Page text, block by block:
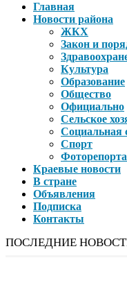
Главная
Новости района
ЖКХ
Закон и
Культура
Образование
Общество
Официально
Сельское
Социальная
Спорт
Краевые новости
В стране
Объявления
Подписка
Контакты
ПОСЛЕДНИЕ